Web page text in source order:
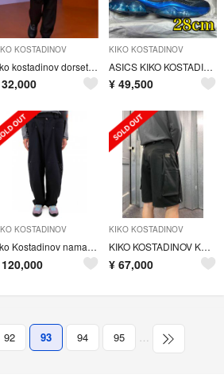
KOSTADINOV
kiko kostadinov dorset apron trousers
32,000
KIKO KOSTADINOV
ASICS KIKO KOSTADINOV HYSTERIC GLAMOUR
¥ 49,500
KOSTADINOV
kiko Kostadinov namacheko our legacy
120,000
KIKO KOSTADINOV
KIKO KOSTADINOV KK.SHORTS.01
¥ 67,000
92 93 94 95 …